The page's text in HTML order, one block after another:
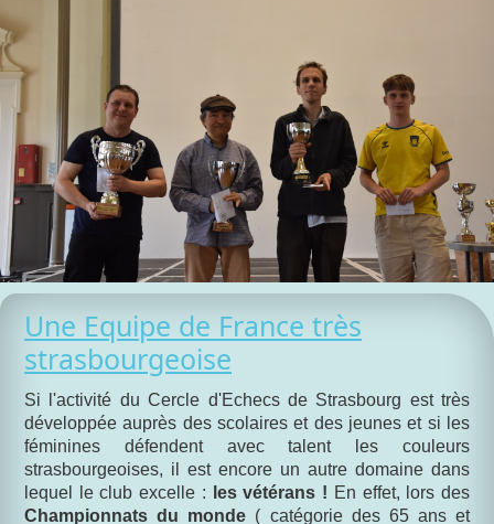
Une Equipe de France très
strasbourgeoise
Si l'activité du Cercle d'Echecs de Strasbourg est très
développée auprès des scolaires et des jeunes et si les
féminines défendent avec talent les couleurs
strasbourgeoises, il est encore un autre domaine dans
lequel le club excelle :
les vétérans ! En effet, lors des
Championnats du monde ( catégorie des 65 ans et